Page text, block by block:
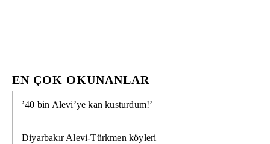
EN ÇOK OKUNANLAR
’40 bin Alevi’ye kan kusturdum!’
Diyarbakır Alevi-Türkmen köyleri